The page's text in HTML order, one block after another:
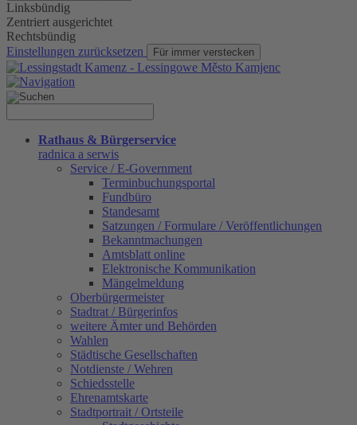
Linksbündig
Zentriert ausgerichtet
Rechtsbündig
Einstellungen zurücksetzen
Für immer verstecken
Rathaus & Bürgerservice
radnica a serwis
Service / E-Government
Terminbuchungsportal
Fundbüro
Standesamt
Satzungen / Formulare / Veröffentlichungen
Bekanntmachungen
Amtsblatt online
Elektronische Kommunikation
Mängelmeldung
Oberbürgermeister
Stadtrat / Bürgerinfos
weitere Ämter und Behörden
Wahlen
Städtische Gesellschaften
Notdienste / Wehren
Schiedsstelle
Ehrenamtskarte
Stadtportrait / Ortsteile